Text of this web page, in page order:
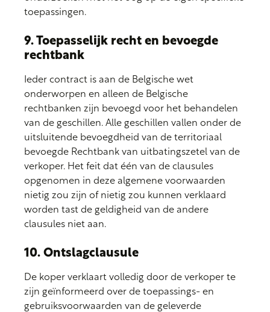
toepassingen.
9. Toepasselijk recht en bevoegde
rechtbank
Ieder contract is aan de Belgische wet
onderworpen en alleen de Belgische
rechtbanken zijn bevoegd voor het behandelen
van de geschillen. Alle geschillen vallen onder de
uitsluitende bevoegdheid van de territoriaal
bevoegde Rechtbank van uitbatingszetel van de
verkoper. Het feit dat één van de clausules
opgenomen in deze algemene voorwaarden
nietig zou zijn of nietig zou kunnen verklaard
worden tast de geldigheid van de andere
clausules niet aan.
10. Ontslagclausule
De koper verklaart volledig door de verkoper te
zijn geïnformeerd over de toepassings- en
gebruiksvoorwaarden van de geleverde